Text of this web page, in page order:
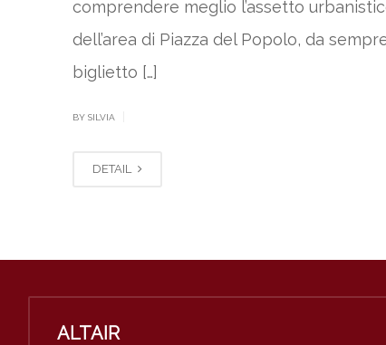
comprendere meglio l’assetto
dell’area di Piazza del Popolo, da
biglietto […]
BY SILVIA
DETAIL
ALTAIR